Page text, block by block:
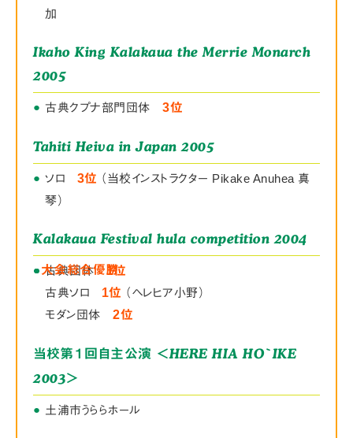
加
Ikaho King Kalakaua the Merrie Monarch
2005
● 古典クプナ部門団体 3位
Tahiti Heiva in Japan 2005
● ソロ 3位 （当校インストラクター Pikake Anuhea 真
琴）
Kalakaua Festival hula competition 2004
● 古典団体1位
●
古典ソロ 1位 （ヘレヒア小野）
●
モダン団体 2位
●大会総合優勝
当校第１回自主公演 ＜HERE HIA HO`IKE
2003＞
● 土浦市うららホール